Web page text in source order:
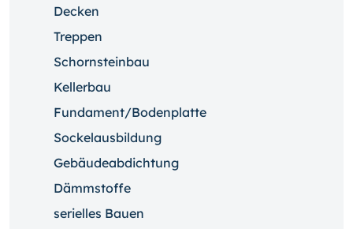
Decken
Treppen
Schornsteinbau
Kellerbau
Fundament/Bodenplatte
Sockelausbildung
Gebäudeabdichtung
Dämmstoffe
serielles Bauen